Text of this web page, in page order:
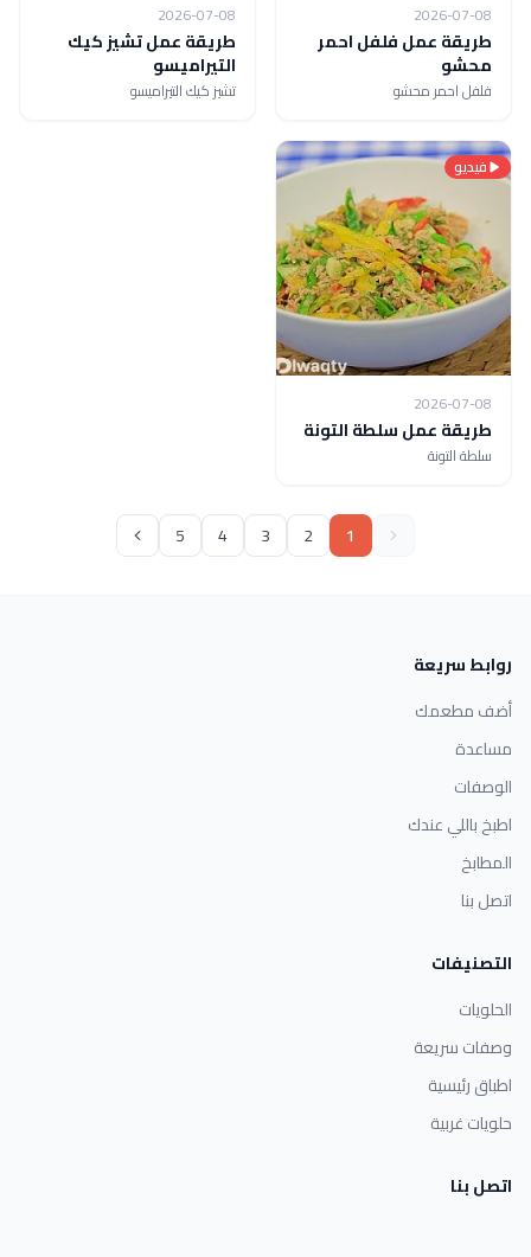
2026-07-08
طريقة عمل فلفل احمر
محشو
فلفل احمر محشو
2026-07-08
طريقة عمل تشيز كيك
التيراميسو
تشيز كيك التيراميسو
فيديو
2026-07-08
طريقة عمل سلطة التونة
سلطة التونة
1
2
3
4
5
روابط سريعة
أضف مطعمك
مساعدة
الوصفات
اطبخ باللي عندك
المطابخ
اتصل بنا
التصنيفات
الحلويات
وصفات سريعة
اطباق رئيسية
حلويات غربية
اتصل بنا